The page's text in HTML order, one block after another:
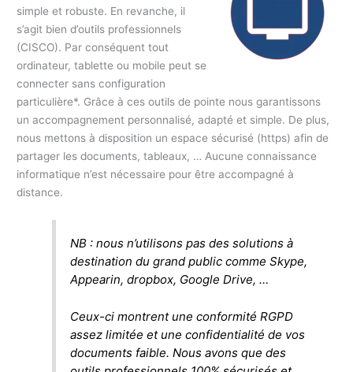
simple et robuste. En revanche, il
s’agit bien d’outils professionnels
(CISCO). Par conséquent tout
ordinateur, tablette ou mobile peut se
connecter sans configuration
particulière*. Grâce à ces outils de pointe nous garantissons
un accompagnement personnalisé, adapté et simple. De plus,
nous mettons à disposition un espace sécurisé (https) afin de
partager les documents, tableaux, … Aucune connaissance
informatique n’est nécessaire pour être accompagné à
distance.
NB : nous n’utilisons pas des solutions à
destination du grand public comme Skype,
Appearin, dropbox, Google Drive, …
Ceux-ci montrent une conformité RGPD
assez limitée et une confidentialité de vos
documents faible. Nous avons que des